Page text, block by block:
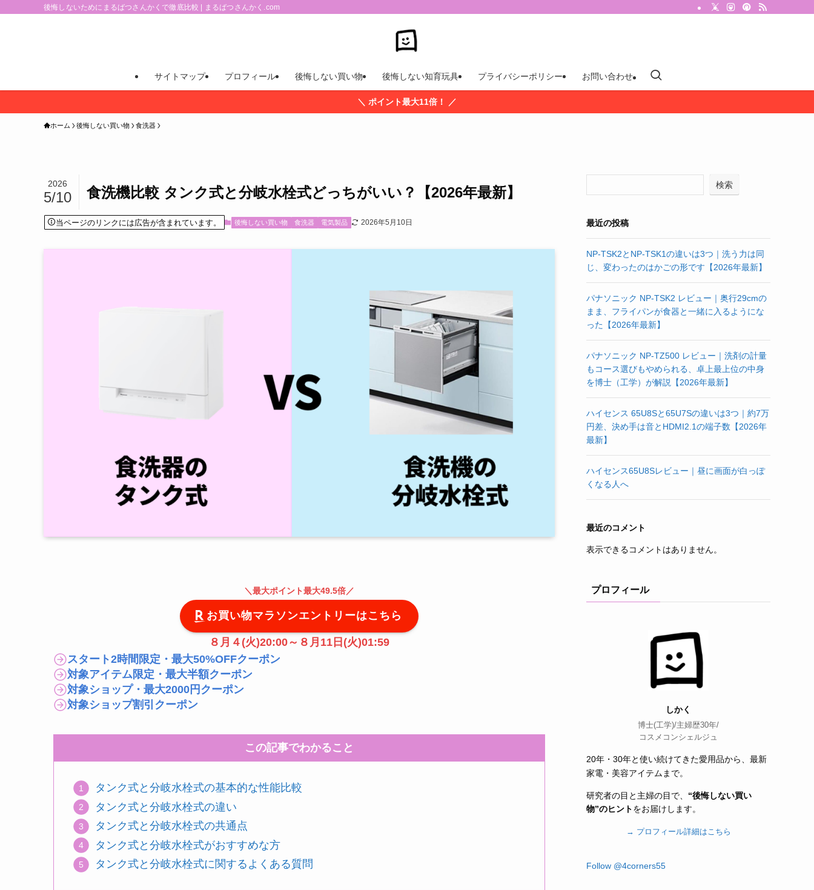
後悔しないためにまるばつさんかくで徹底比較 | まるばつさんかく.com
サイトマップ プロフィール 後悔しない買い物 後悔しない知育玩具 プライバシーポリシー お問い合わせ
＼ ポイント最大11倍！ ／
ホーム 後悔しない買い物 食洗器
食洗機比較 タンク式と分岐水栓式どっちがいい？【2026年最新】
2026
5/10
当ページのリンクには広告が含まれています。 後悔しない買い物 食洗器 電気製品 2026年5月10日
＼ 最大ポイント最大49.5倍 ／
お買い物マラソンエントリーはこちら
８月４(火)20:00～８月11日(火)01:59
スタート2時間限定・最大50%OFFクーポン
対象アイテム限定・最大半額クーポン
対象ショップ・最大2000円クーポン
対象ショップ割引クーポン
この記事でわかること
タンク式と分岐水栓式の基本的な性能比較
タンク式と分岐水栓式の違い
タンク式と分岐水栓式の共通点
タンク式と分岐水栓式がおすすめな方
タンク式と分岐水栓式に関するよくある質問
検索
最近の投稿
NP-TSK2とNP-TSK1の違いは3つ｜洗う力は同
じ、変わったのはかごの形です【2026年最新】
パナソニック NP-TSK2 レビュー｜奥行29cmの
まま、フライパンが食器と一緒に入るようにな
った【2026年最新】
パナソニック NP-TZ500 レビュー｜洗剤の計量
もコース選びもやめられる、卓上最上位の中身
を博士（工学）が解説【2026年最新】
ハイセンス 65U8Sと65U7Sの違いは3つ｜約7万
円差、決め手は音とHDMI2.1の端子数【2026年
最新】
ハイセンス65U8Sレビュー｜昼に画面が白っぽ
くなる人へ
最近のコメント
表示できるコメントはありません。
プロフィール
しかく
博士(工学)/主婦歴30年/
コスメコンシェルジュ
20年・30年と使い続けてきた愛用品から、最新
家電・美容アイテムまで。
研究者の目と主婦の目で、 “後悔しない買い
物”のヒントをお届けします。
→ プロフィール詳細はこちら
Follow @4corners55